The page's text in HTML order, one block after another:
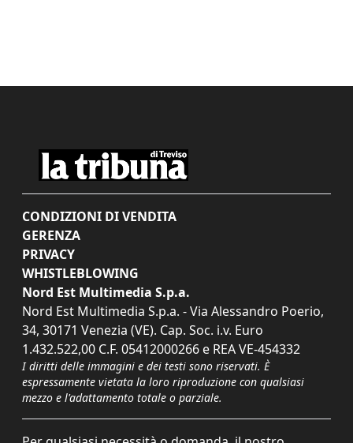
CONDIZIONI DI VENDITA
GERENZA
PRIVACY
WHISTLEBLOWING
Nord Est Multimedia S.p.a.
Nord Est Multimedia S.p.a. - Via Alessandro Poerio,
34, 30171 Venezia (VE). Cap. Soc. i.v. Euro
1.432.522,00 C.F. 05412000266 e REA VE-454332
I diritti delle immagini e dei testi sono riservati. È
espressamente vietata la loro riproduzione con qualsiasi
mezzo e l'adattamento totale o parziale.